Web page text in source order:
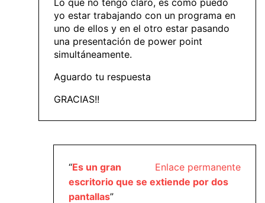
yo estar trabajando con un programa en
uno de ellos y en el otro estar pasando
una presentación de power point
simultáneamente.
Aguardo tu respuesta
GRACIAS!!
Enlace permanente
“Es un gran
escritorio que se extiende por dos
pantallas”